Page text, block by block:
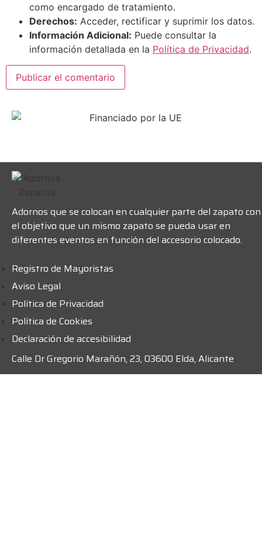
como encargado de tratamiento.
Derechos: Acceder, rectificar y suprimir los datos.
Información Adicional: Puede consultar la
información detallada en la Política de Privacidad.
Adornos que se colocan en cualquier parte del zapato con
el objetivo que un mismo zapato se pueda usar en
diferentes eventos en función del accesorio colocado.
Registro de Mayoristas
Aviso Legal
Política de Privacidad
Política de Cookies
Declaración de accesibilidad
Calle Dr Gregorio Marañón, 23, 03600 Elda, Alicante